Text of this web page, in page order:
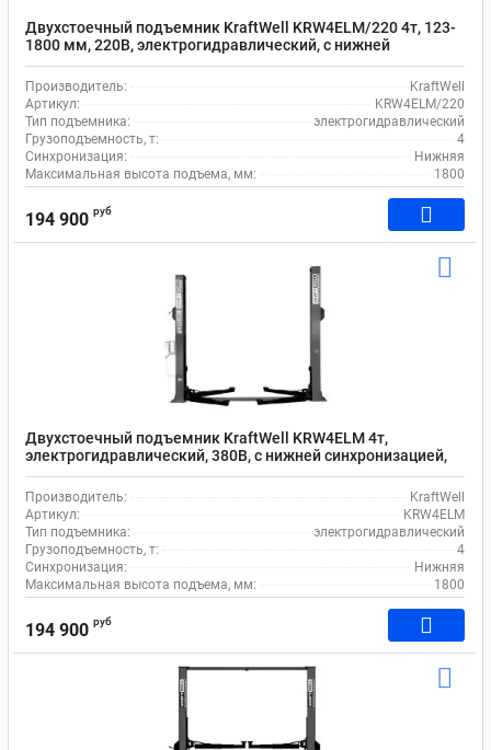
Двухстоечный подъемник KraftWell KRW4ELM/220 4т, 123-
1800 мм, 220В, электрогидравлический, с нижней
синхронизацией
Производитель:
KraftWell
Артикул:
KRW4ELM/220
Тип подъемника:
электрогидравлический
Грузоподъемность, т:
4
Синхронизация:
Нижняя
Максимальная высота подъема, мм:
1800
194 900 руб
Двухстоечный подъемник KraftWell KRW4ELM 4т,
электрогидравлический, 380В, с нижней синхронизацией,
123-1800 мм
Производитель:
KraftWell
Артикул:
KRW4ELM
Тип подъемника:
электрогидравлический
Грузоподъемность, т:
4
Синхронизация:
Нижняя
Максимальная высота подъема, мм:
1800
194 900 руб